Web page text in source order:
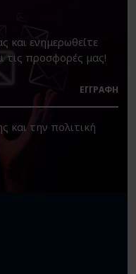
και ενημερωθείτε
τις προσφορές μας!
ΕΓΓΡΑΦΉ
και την πολιτική